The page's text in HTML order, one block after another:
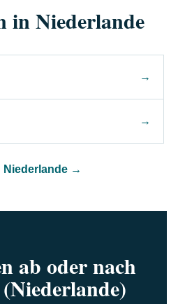
in Niederlande
→
→
Niederlande →
ab oder nach